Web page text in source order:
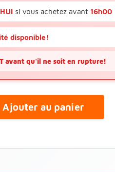
si vous achetez avant 16h00
disponible!
avant qu'il ne soit en rupture!
Ajouter au panier